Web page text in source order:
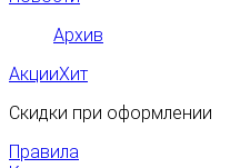
Архив
АкцииХит
Скидки при оформлении
Правила